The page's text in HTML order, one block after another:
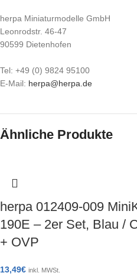
herpa Miniaturmodelle GmbH
Leonrodstr. 46-47
90599 Dietenhofen
Tel: +49 (0) 9824 95100
E-Mail: herpa@herpa.de
Ähnliche Produkte
herpa 012409-009
190E – 2er Set, Blau /
+ OVP
13,49€ inkl. MWSt.